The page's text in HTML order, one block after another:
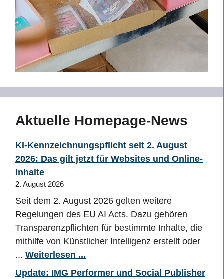
Aktuelle Homepage-News
KI-Kennzeichnungspflicht seit 2. August
2026: Das gilt jetzt für Websites und Online-
Inhalte
2. August 2026
Seit dem 2. August 2026 gelten weitere
Regelungen des EU AI Acts. Dazu gehören
Transparenzpflichten für bestimmte Inhalte, die
mithilfe von Künstlicher Intelligenz erstellt oder
... Weiterlesen ...
Update: IMG Performer und Social Publisher